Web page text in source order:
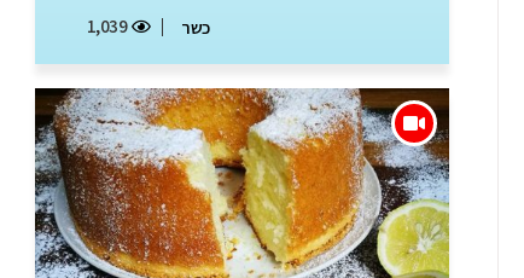
כשר 1,039